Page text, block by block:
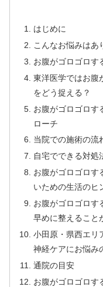
はじめに
こんなお悩みはあ
お腹がゴロゴロす
東洋医学ではお腹
をどう捉える？
お腹がゴロゴロす
ローチ
当院での施術の流
自宅でできる対処
お腹がゴロゴロす
いための生活のヒ
お腹がゴロゴロす
早めに整えること
小田原・県西エリ
神経ケアにお悩み
通院の目安
お腹がゴロゴロす